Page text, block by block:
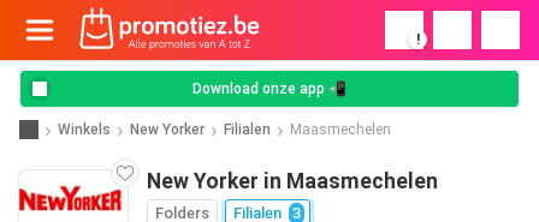
!
Download onze app 📲
Winkels New Yorker Filialen Maasmechelen
New Yorker in Maasmechelen
Folders Filialen 3